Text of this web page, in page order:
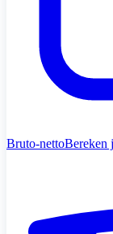
Bruto-nettoBereken